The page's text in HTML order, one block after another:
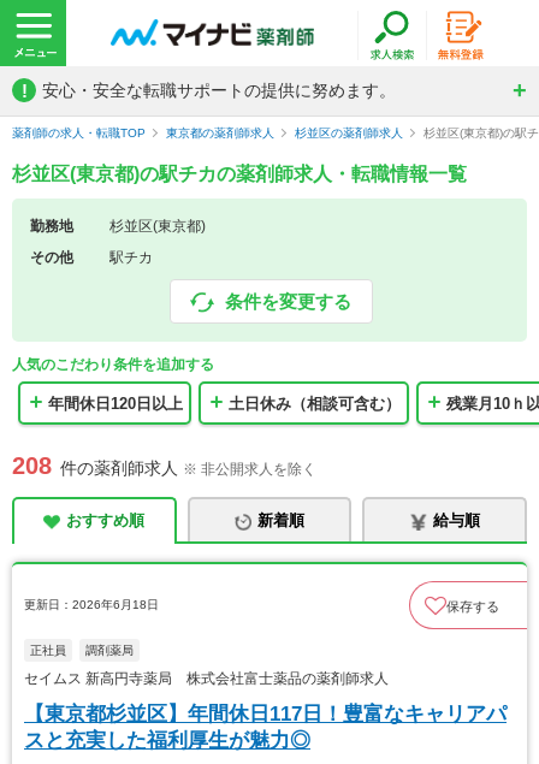
! 安心・安全な転職サポートの提供に努めます。
薬剤師の求人・転職TOP 東京都の薬剤師求人 杉並区の薬剤師求人 杉並区(東京都)の駅
杉並区(東京都)の駅チカの薬剤師求人・転職情報一覧
勤務地
杉並区(東京都)
その他
駅チカ
条件を変更する
人気のこだわり条件を追加する
年間休日120日以上 土日休み（相談可含む） 残業月10ｈ
208 件の薬剤師求人 ※ 非公開求人を除く
おすすめ順 新着順 給与順
更新日：2026年6月18日 保存する
正社員 調剤薬局
セイムス 新高円寺薬局 株式会社富士薬品の薬剤師求人
【東京都杉並区】年間休日117日！豊富なキャリアパ
スと充実した福利厚生が魅力◎